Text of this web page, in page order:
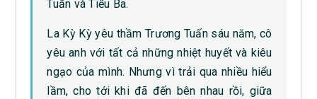
Tuấn và Tiểu Ba.
La Kỳ Kỳ yêu thầm Trương Tuấn sáu năm, cô
yêu anh với tất cả những nhiệt huyết và kiêu
ngạo của mình. Nhưng vì trải qua nhiều hiểu
lầm, cho tới khi đã đến bên nhau rồi, giữa